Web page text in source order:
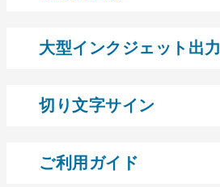
大型インクジェット出力
切り文字サイン
ご利用ガイド